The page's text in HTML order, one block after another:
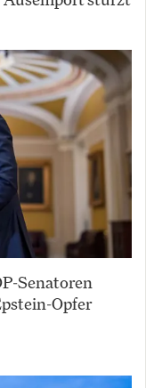
Senatoren
Opfer